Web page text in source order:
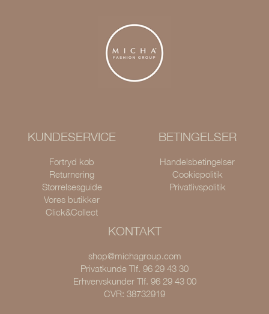
KUNDESERVICE
Fortryd køb
Returnering
Størrelsesguide
Vores butikker
Click&Collect
BETINGELSER
Handelsbetingelser
Cookiepolitik
Privatlivspolitik
KONTAKT
shop@michagroup.com
Privatkunde Tlf. 96 29 43 30
Erhvervskunder Tlf. 96 29 43 00
CVR: 38732919